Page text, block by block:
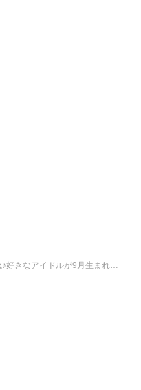
好きなアイドルが9月生まれ…